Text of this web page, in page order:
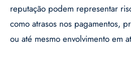
reputação podem representar
como atrasos nos pagamentos,
ou até mesmo envolvimento em